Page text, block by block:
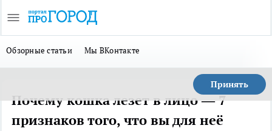
Обзорные статьи Мы ВКонтакте
Принять
Почему кошка лезет в лицо — 7
признаков того, что вы для неё